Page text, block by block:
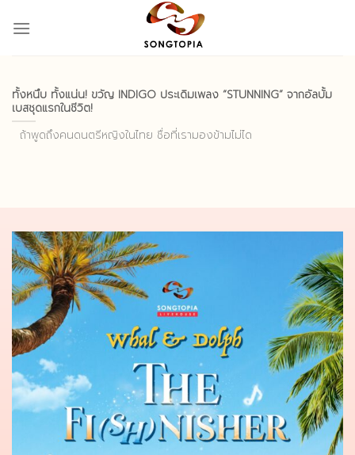
ทั้งหนึบ ทั้งแน่น! ขวัญ INDIGO ประเดิมเพลง “STUNNING” จากอัลบั้ม
เบสชุดแรกในชีวิต!
ถ้าพูดถึงคนดนตรีหญิงในไทย ชื่อที่เรามองข้ามไม่ได